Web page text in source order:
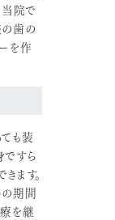
当院で
の歯の
を作
も装
ですら
ます。
の期間
を継